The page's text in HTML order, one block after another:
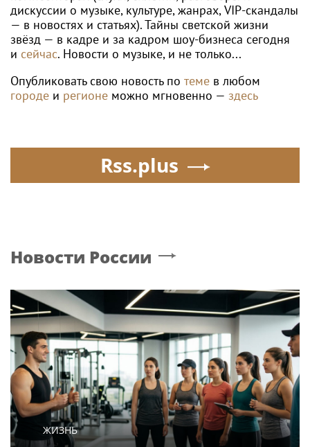
дискуссии о музыке, культуре, жанрах, VIP-скандалы
— в новостях и статьях). Тайны светской жизни
звёзд — в кадре и за кадром шоу-бизнеса сегодня
и сейчас. Новости о музыке, и не только...
Опубликовать свою новость по теме в любом
городе и регионе можно мгновенно — здесь
Rss.plus
Новости России
ЖИЗНЬ